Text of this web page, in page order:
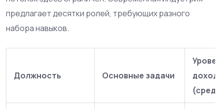
предлагает десятки ролей, требующих разного
набора навыков.
Должность Основные задачи